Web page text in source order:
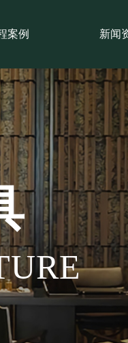
案例 新闻